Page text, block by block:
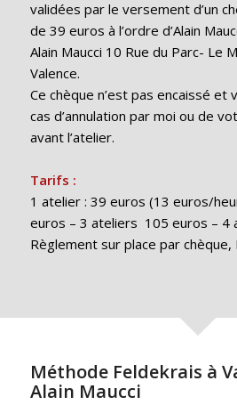
validées par le versement d’un
de 39 euros à l’ordre d’Alain
Alain Maucci 10 Rue du Parc- Le
Valence.
Ce chèque n’est pas encaissé et
cas d’annulation par moi ou de
avant l’atelier.
Tarifs :
1 atelier : 39 euros (13 euros/
euros – 3 ateliers 105 euros – 4
Règlement sur place par chèque,
Méthode Feldekrais à
Alain Maucci